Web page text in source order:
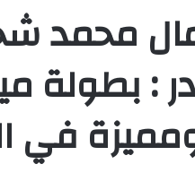
محمد
: بطولة
في